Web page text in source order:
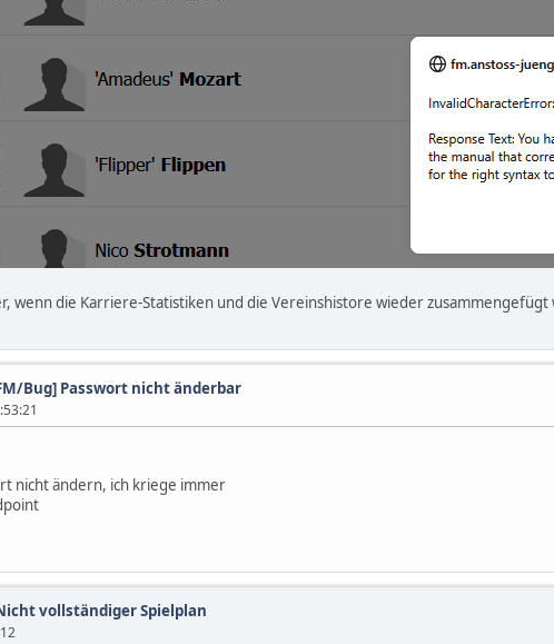
wenn die Karriere-Statistiken und die Vereinshistore wieder
Bug] Passwort nicht änderbar
nicht ändern, ich kriege immer
vollständiger Spielplan